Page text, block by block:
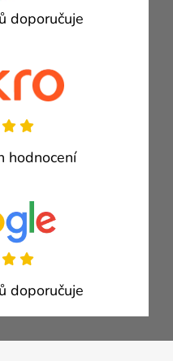
doporučuje
hodnocení
doporučuje